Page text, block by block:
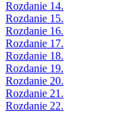
Rozdanie 14.
Rozdanie 15.
Rozdanie 16.
Rozdanie 17.
Rozdanie 18.
Rozdanie 19.
Rozdanie 20.
Rozdanie 21.
Rozdanie 22.